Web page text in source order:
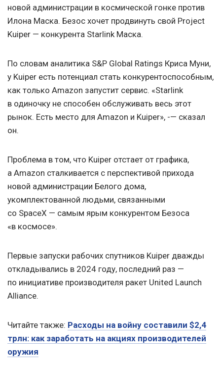
новой администрации в космической гонке против
Илона Маска. Безос хочет продвинуть свой Project
Kuiper — конкурента Starlink Маска.
По словам аналитика S&P Global Ratings Криса Муни,
у Kuiper есть потенциал стать конкурентоспособным,
как только Amazon запустит сервис. «Starlink
в одиночку не способен обслуживать весь этот
рынок. Есть место для Amazon и Kuiper», -— сказал
он.
Проблема в том, что Kuiper отстает от графика,
а Amazon сталкивается с перспективой прихода
новой администрации Белого дома,
укомплектованной людьми, связанными
со SpaceX — самым ярым конкурентом Безоса
«в космосе».
Первые запуски рабочих спутников Kuiper дважды
откладывались в 2024 году, последний раз —
по инициативе производителя ракет United Launch
Alliance.
Читайте также: Расходы на войну составили $2,4
трлн: как заработать на акциях производителей
оружия